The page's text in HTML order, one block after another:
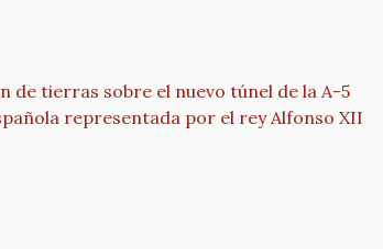
de tierras sobre el nuevo túnel de la A-5
representada por el rey Alfonso XII